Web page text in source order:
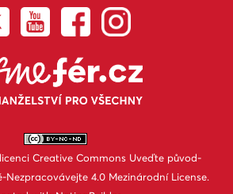
Creative Commons Uveďte původ-
Nezpracovávejte 4.0 Mezinárodní License.